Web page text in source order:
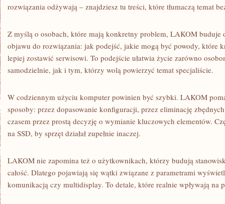
rozwiązania odżywają – znajdziesz tu treści, które tłumaczą temat
Z myślą o osobach, które mają konkretny problem, LAKOM buduje
objawu do rozwiązania: jak podejść, jakie mogą być powody, które
lepiej zostawić serwisowi. To podejście ułatwia życie zarówno
samodzielnie, jak i tym, którzy wolą powierzyć temat specjaliście.
W codziennym użyciu komputer powinien być szybki. LAKOM
sposoby: przez dopasowanie konfiguracji, przez eliminację
czasem przez prostą decyzję o wymianie kluczowych elementów.
na SSD, by sprzęt działał zupełnie inaczej.
LAKOM nie zapomina też o użytkownikach, którzy budują
całość. Dlatego pojawiają się wątki związane z parametrami
komunikacją czy multidisplay. To detale, które realnie wpływają na